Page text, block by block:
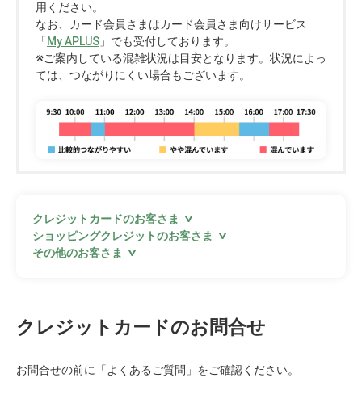
用ください。
なお、カード会員さまはカード会員さま向けサービス
「 My APLUS 」でも受付しております。
※ご案内している混雑状況は目安となります。状況によっ
ては、つながりにくい場合もございます。
クレジットカードのお客さま
ショッピングクレジットのお客さま
その他のお客さま
クレジットカードのお問合せ
お問合せの前に「よくあるご質問 」をご確認ください。